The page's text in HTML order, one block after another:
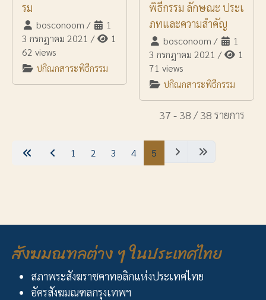
รม
bosconoom /
1
3 กรกฎาคม 2021 /
1
62 views
ปกิณกสาระพิธีกรรม
พิธีกรรม ลักษณะ ประเ
ภทและความสำคัญ
bosconoom /
1
3 กรกฎาคม 2021 /
1
71 views
ปกิณกสาระพิธีกรรม
37 - 38 / 38 รายการ
1 2 3 4 5
สังฆมณฑลต่าง ๆ ในประเทศไทย
สภาพระสังฆราชคาทอลิกแห่งประเทศไทย
อัครสังฆมณฑลกรุงเทพฯ